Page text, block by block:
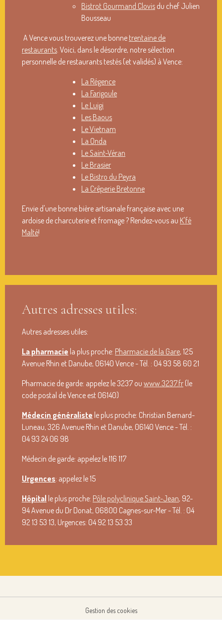
Bistrot Gourmand Clovis du chef Julien
Bousseau
A Vence vous trouverez une bonne trentaine de
restaurants. Voici, dans le désordre, notre sélection
personnelle de restaurants testés (et validés) à Vence:
La Régence
La Farigoule
Le Luigi
Les Baous
Le Vietnam
La Onda
Le Saint-Véran
Le Brasier
Le Bistro du Peyra
La Crêperie Bretonne
Envie d'une bonne bière artisanale française avec une
ardoise de charcuterie et fromage ? Rendez-vous au K'fé
Malté!
Autres adresses utiles:
Autres adresses utiles:
La pharmacie la plus proche: Pharmacie de la Gare, 125
Avenue Rhin et Danube, 06140 Vence - Tél. : 04 93 58 60 21
Pharmacie de garde: appelez le 3237 ou www.3237.fr (le
code postal de Vence est 06140)
Médecin généraliste le plus proche: Christian Bernard-
Luneau, 326 Avenue Rhin et Danube, 06140 Vence - Tél. :
04 93 24 06 98
Médecin de garde: appelez le 116 117
Urgences: appelez le 15
Hôpital le plus proche: Pôle polyclinique Saint-Jean, 92-
94 Avenue du Dr Donat, 06800 Cagnes-sur-Mer - Tél. : 04
92 13 53 13, Urgences: 04 92 13 53 33
Gestion des cookies